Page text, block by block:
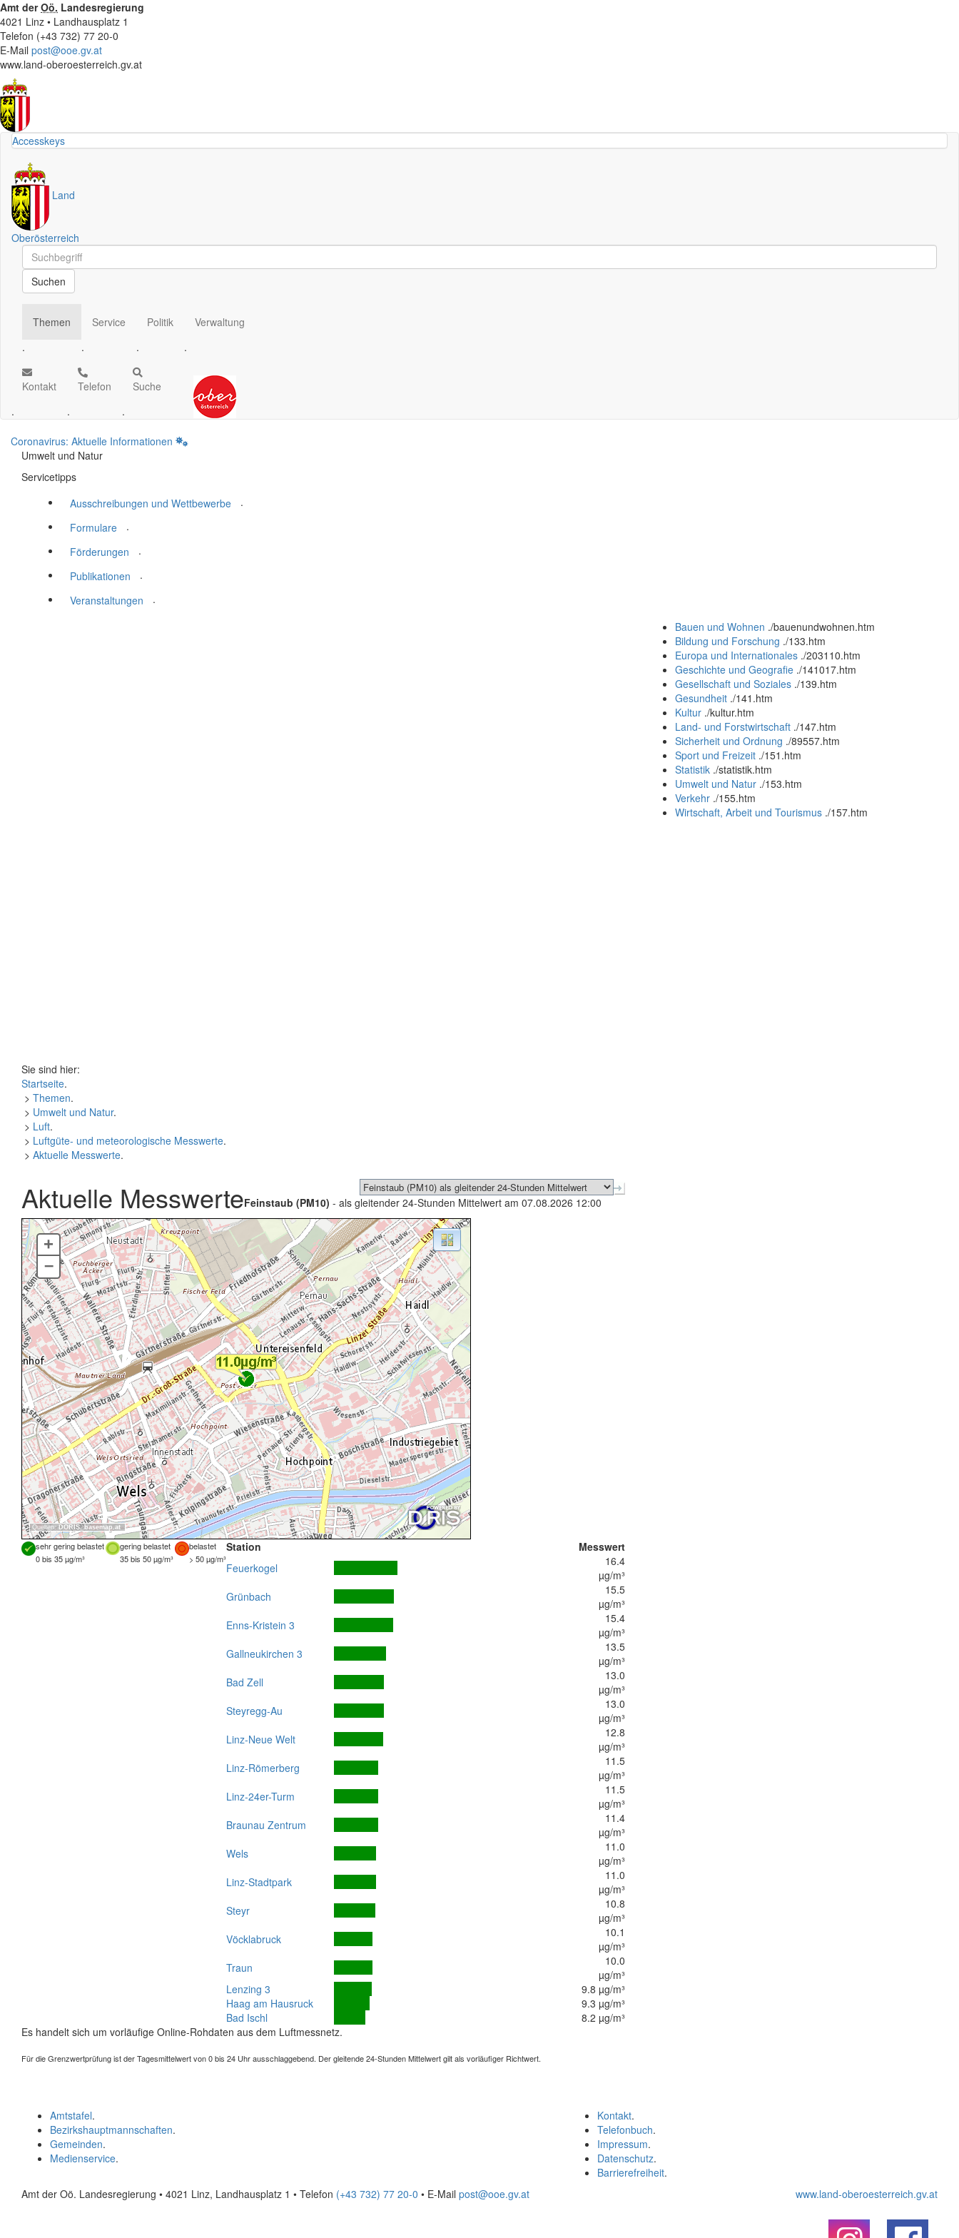
Amt derOö. Landesregierung
4021 Linz • Landhausplatz 1
Telefon (+43 732) 77 20-0
E-Mail post@ooe.gv.at
www.land-oberoesterreich.gv.at
Accesskeys
Land
Oberösterreich
Schnellsuche
Schnellsuche
Suchen
Themen
.
Service
.
Politik
.
Verwaltung
.
Kontakt
.
Telefon
.
Suche
.
Coronavirus: Aktuelle Informationen
Umwelt und Natur
Servicetipps
Ausschreibungen und Wettbewerbe
.
Formulare
.
Förderungen
.
Publikationen
.
Veranstaltungen
.
Bauen und Wohnen ./bauenundwohnen.htm
Bildung und Forschung ./133.htm
Europa und Internationales ./203110.htm
Geschichte und Geografie ./141017.htm
Gesellschaft und Soziales ./139.htm
Gesundheit ./141.htm
Kultur ./kultur.htm
Land- und Forstwirtschaft ./147.htm
Sicherheit und Ordnung ./89557.htm
Sport und Freizeit ./151.htm
Statistik ./statistik.htm
Umwelt und Natur ./153.htm
Verkehr ./155.htm
Wirtschaft, Arbeit und Tourismus ./157.htm
Sie sind hier:
Startseite.
> Themen.
> Umwelt und Natur.
> Luft.
> Luftgüte- und meteorologische Messwerte.
> Aktuelle Messwerte.
Aktuelle MesswerteFeinstaub (PM10) - als gleitender 24-Stunden Mittelwert am 07.08.2026 12:00
Quellen: DORIS, basemap.at
+
–
sehr gering belastet gering belastet
belastet
0 bis 35 µg/m³
35 bis 50 µg/m³ > 50 µg/m³
Station
Messwert
Feuerkogel
16.4
µg/m³
Grünbach
15.5
µg/m³
Enns-Kristein 3
15.4
µg/m³
Gallneukirchen 3
13.5
µg/m³
Bad Zell
13.0
µg/m³
Steyregg-Au
13.0
µg/m³
Linz-Neue Welt
12.8
µg/m³
Linz-Römerberg
11.5
µg/m³
Linz-24er-Turm
11.5
µg/m³
Braunau Zentrum
11.4
µg/m³
Wels
11.0
µg/m³
Linz-Stadtpark
11.0
µg/m³
Steyr
10.8
µg/m³
Vöcklabruck
10.1
µg/m³
Traun
10.0
µg/m³
Lenzing 3
9.8 µg/m³
Haag am Hausruck
9.3 µg/m³
Bad Ischl
8.2 µg/m³
Es handelt sich um vorläufige Online-Rohdaten aus dem Luftmessnetz.
Für die Grenzwertprüfung ist der Tagesmittelwert von 0 bis 24 Uhr ausschlaggebend. Der gleitende 24-Stunden Mittelwert gilt als vorläufiger Richtwert.
Kontakt.
Telefonbuch.
Impressum.
Datenschutz.
Barrierefreiheit.
Amtstafel.
Bezirkshauptmannschaften.
Gemeinden.
Medienservice.
Amt der Oö. Landesregierung • 4021 Linz, Landhausplatz 1 • Telefon (+43 732) 77 20-0 • E-Mail post@ooe.gv.at www.land-oberoesterreich.gv.at